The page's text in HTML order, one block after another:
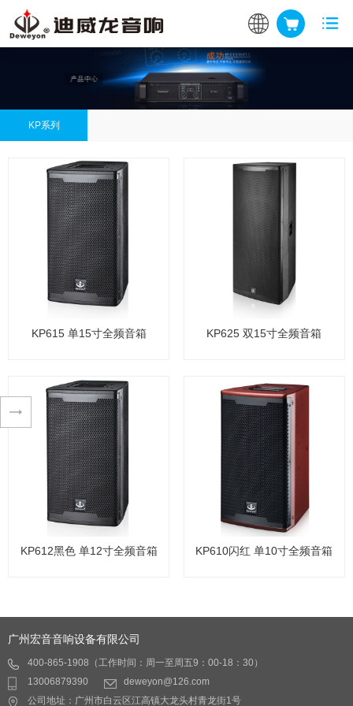
KP系列
KP615 单15寸全频音箱
KP615 单15寸全频音箱
应用范围：KTV包房、夜
总会、俱乐部、会所
产品特性：
- 采用超合金太空材料振膜
的75mm音圈铁氧体高音
驱动器。
比、抗高温、热退磁效应
慢的铁氧体磁钢。
- 精心设计的分频器
- 箱体采用精确的CNC机加
查看详情
KP625 双15寸全频音箱
KP625 双15寸全频音箱
1.两路两分频前置式系
统、精确设计的高斜率衰
减式无源分频技术 2.采用
18mm多层MDF面 3.一只
精密压缩驱动单元、安装
在一个持续指向性60度
量、完美重放全音域频谱
音色、高音甜美，中频圆
润饱满、低频厚实强劲, 轻
查看详情
KP612黑色 单12寸全频音箱
应用范围：
- KTV包房、夜总会、俱乐
KP610闪红 单10寸全频音箱
应用范围：
- KTV包房、夜总会、俱乐
广州宏音音响设备有限公司
400-865-1908（工作时间：周一至周五9：00-18：30）
13006879390
deweyon@126.com
公司地址：广州市白云区江高镇大龙头村青龙街1号